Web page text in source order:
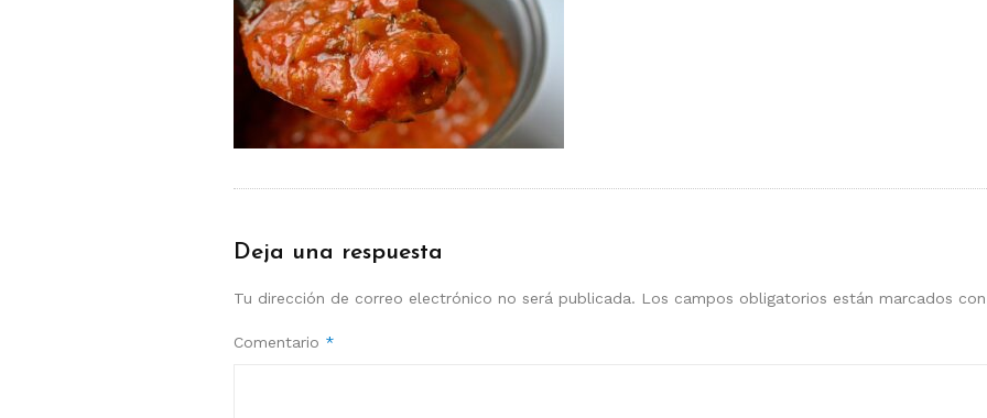
Deja una respuesta
Tu dirección de correo electrónico no será publicada. Los campos obligatorios están marcados
Comentario *